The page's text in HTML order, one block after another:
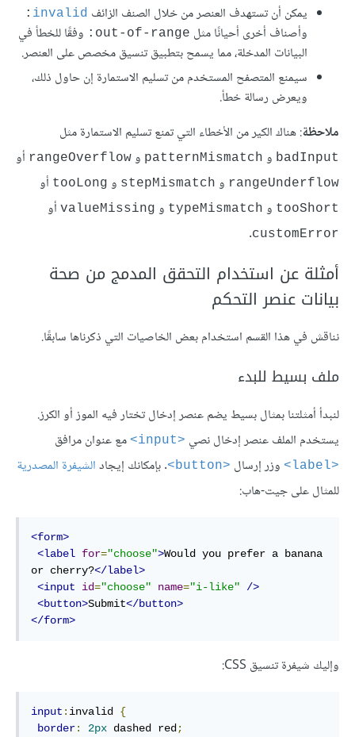
يمكن أن تستهدف العنصر من خلال الصنف الزائف invalid
:
وأصناف أخرى أحيانًا مثل out-of-range:
وفقًا للخطأ في
البيانات المدخلة، مما يسمح بتطبيق تنسيق مخصص على العنصر.
سيمنع المتصفح المستخدم من تسليم الاستمارة إن حاول ذلك،
ويعرض رسالة خطأ.
ملاحظة: هناك الكير من اﻷخطاء التي تمنع تسليم الاستمارة مثل
badInput و patternMismatch و rangeOverflow أو
rangeUnderflow و stepMismatch و tooLong أو
tooShort و typeMismatch و valueMissing أو
customError
.
أمثلة عن استخدام التحقق المدمج من صحة
بيانات عنصر التحكم
نناقش في هذا القسم استخدام بعض الخاصيات التي ذكرناها سابقًا.
ملف بسيط للبدء
لنبدأ أمثلتنا بمثال بسيط يضم عنصر إدخال تختار فيه الموز أو الكرز.
يستخدم الملف عنصر إدخال نصي <input> مع عنوان مرافق
<label> وزر إرسال <button> . بإمكانك إيجادالشيفرة المصدرية
للمثال على جيت-هاب:
<form>
<label for="choose">Would you prefer a banana
or cherry?</label>
<input
id="choose" name="i-like"
/>
<button>Submit</button>
</form>
وإليك شيفرة تنسيق CSS:
input : invalid {
border: 2px dashed red ;